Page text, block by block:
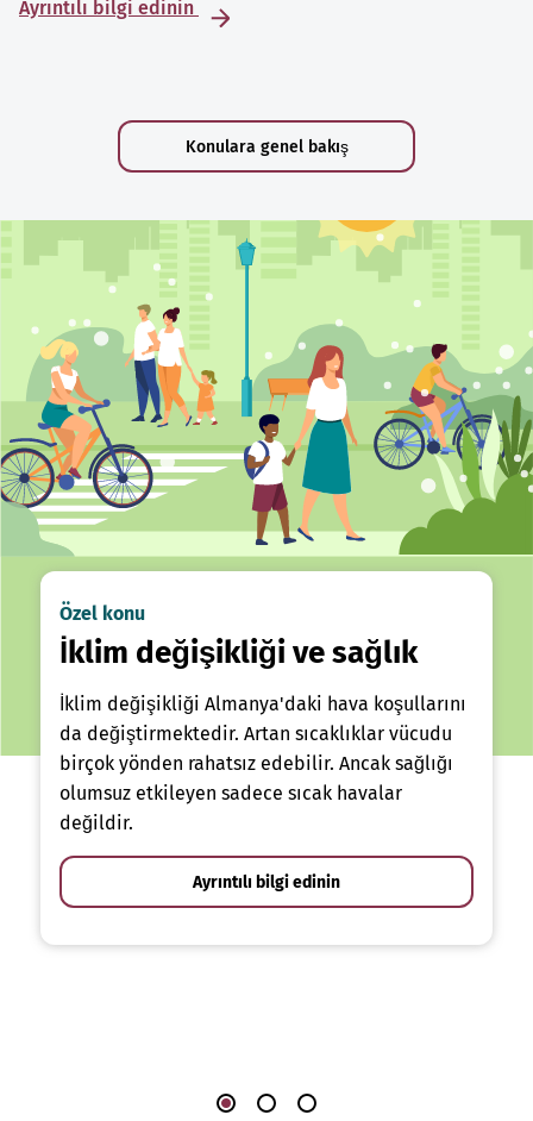
Ayrıntılı bilgi edinin
Konulara genel bakış
Özel konu
İklim değişikliği ve sağlık
İklim değişikliği Almanya'daki hava koşullarını
da değiştirmektedir. Artan sıcaklıklar vücudu
birçok yönden rahatsız edebilir. Ancak sağlığı
olumsuz etkileyen sadece sıcak havalar
değildir.
Ayrıntılı bilgi edinin